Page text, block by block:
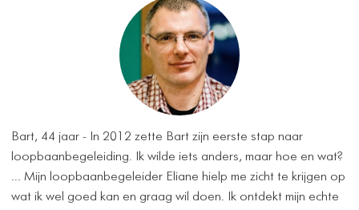
Bart, 44 jaar - In 2012 zette Bart zijn eerste stap naar
loopbaanbegeleiding. Ik wilde iets anders, maar hoe en wat?
... Mijn loopbaanbegeleider Eliane hielp me zicht te krijgen op
wat ik wel goed kan en graag wil doen.
Ik ontdekt mijn echte